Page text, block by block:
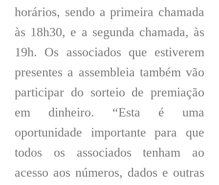
horários, sendo a primeira chamada
às 18h30, e a segunda chamada, às
19h. Os associados que estiverem
presentes a assembleia também vão
participar do sorteio de premiação
em dinheiro. “Esta é uma
oportunidade importante para que
todos os associados tenham ao
acesso aos números, dados e outras